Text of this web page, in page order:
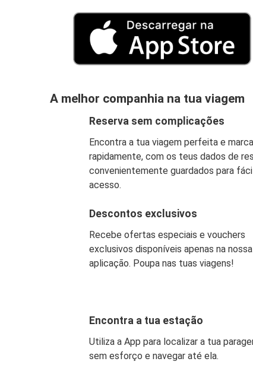
A melhor companhia na tua viagem
Reserva sem complicações
Encontra a tua viagem perfeita e
rapidamente, com os teus dados de
convenientemente guardados para
acesso.
Descontos exclusivos
Recebe ofertas especiais e vouchers
exclusivos disponíveis apenas na nossa
aplicação. Poupa nas tuas viagens!
Encontra a tua estação
Utiliza a App para localizar a tua
sem esforço e navegar até ela.